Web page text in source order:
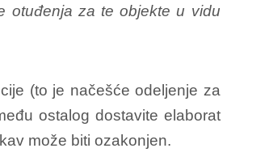
otuđenja za te objekte u vidu
(to je načešće odeljenje za
ostalog dostavite elaborat
može biti ozakonjen.